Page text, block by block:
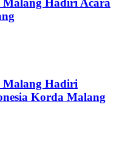
Hadiri Acara
Hadiri
Korda Malang